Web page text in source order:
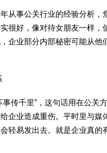
从事公关行业的经验分析
很好，像对待女朋友一样
企业部分内部秘密可能从
传千里”，这句话用在公
企业造成重伤。平时里与
轻易发出去。就是企业真